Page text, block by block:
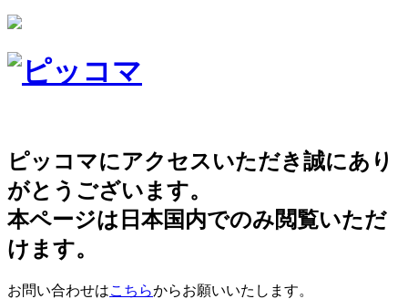
ピッコマにアクセスいただき誠にあり
がとうございます。
本ページは日本国内でのみ閲覧いただ
けます。
お問い合わせはこちらからお願いいたします。